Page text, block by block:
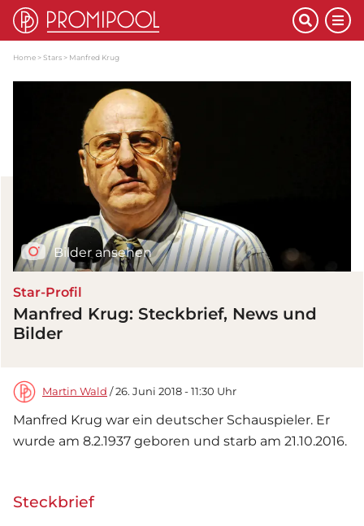
Home Stars Manfred Krug
Bilder ansehen
Star-Profil
Manfred Krug: Steckbrief, News und
Bilder
Martin Wald / 26. Juni 2018 - 11:30 Uhr
Manfred Krug war ein deutscher Schauspieler. Er
wurde am 8.2.1937 geboren und starb am 21.10.2016.
Steckbrief